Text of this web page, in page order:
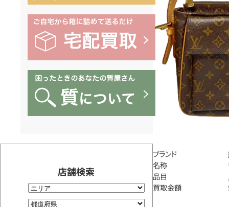
店舗検索
ブランド
名称
品目
買取金額